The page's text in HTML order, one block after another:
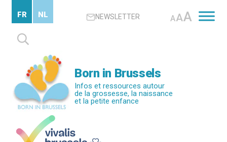
contenu
principal
NEWSLETTER AAA
Rechercher :
FR NL
Born in Brussels
Infos et ressources autour
de la grossesse, la naissance
et la petite enfance